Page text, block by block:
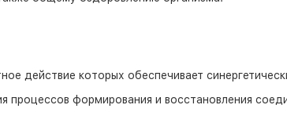
действие которых обеспечивает
формирования и восстановления